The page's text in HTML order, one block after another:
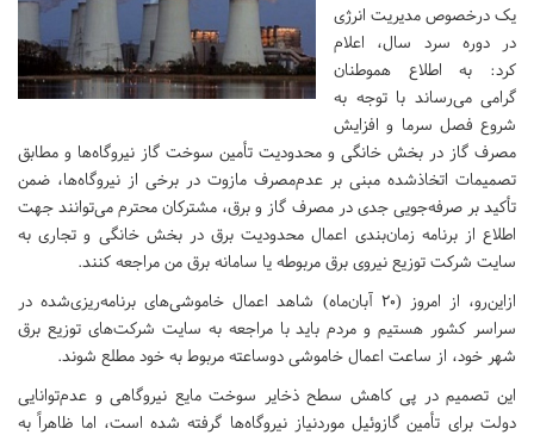
یک درخصوص مدیریت انرژی
در دوره سرد سال، اعلام
کرد: به اطلاع هموطنان
گرامی می‌رساند با توجه به
شروع فصل سرما و افزایش
مصرف گاز در بخش خانگی و محدودیت‌ تأمین سوخت گاز نیروگاه‌ها و مطابق
تصمیمات اتخاذشده مبنی بر عدم‌مصرف مازوت در برخی از نیروگاه‌ها، ضمن
تأکید بر صرفه‌جویی جدی در مصرف گاز و برق، مشترکان محترم می‌توانند جهت
اطلاع از برنامه زمان‌بندی اعمال محدودیت برق در بخش خانگی و تجاری به
سایت شرکت توزیع نیروی برق مربوطه یا سامانه برق من مراجعه کنند.
ازاین‌رو، از امروز (20 آبان‌ماه) شاهد اعمال خاموشی‌های برنامه‌ریزی‌شده در
سراسر کشور هستیم و مردم باید با مراجعه به سایت شرکت‌های توزیع برق
شهر خود، از ساعت اعمال خاموشی دوساعته مربوط به خود مطلع شوند.
این تصمیم در پی کاهش سطح ذخایر سوخت مایع نیروگاهی و عدم‌توانایی
دولت برای تأمین گازوئیل موردنیاز نیروگاه‌ها گرفته شده است، اما ظاهراً به